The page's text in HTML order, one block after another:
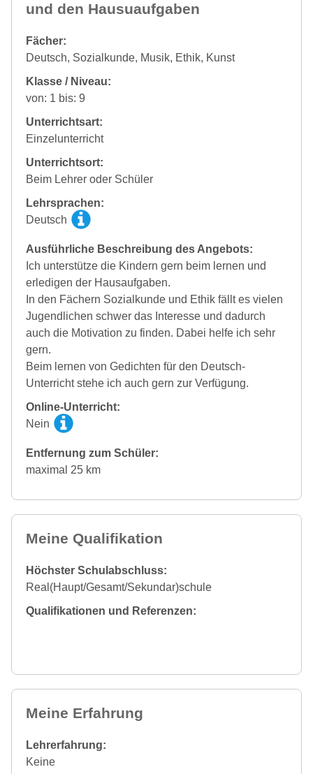
und den Hausuaufgaben
Fächer:
Deutsch, Sozialkunde, Musik, Ethik, Kunst
Klasse / Niveau:
von: 1 bis: 9
Unterrichtsart:
Einzelunterricht
Unterrichtsort:
Beim Lehrer oder Schüler
Lehrsprachen:
Deutsch
Ausführliche Beschreibung des Angebots:
Ich unterstütze die Kindern gern beim lernen und
erledigen der Hausaufgaben.
In den Fächern Sozialkunde und Ethik fällt es vielen
Jugendlichen schwer das Interesse und dadurch
auch die Motivation zu finden. Dabei helfe ich sehr
gern.
Beim lernen von Gedichten für den Deutsch-
Unterricht stehe ich auch gern zur Verfügung.
Online-Unterricht:
Nein
Entfernung zum Schüler:
maximal 25 km
Meine Qualifikation
Höchster Schulabschluss:
Real(Haupt/Gesamt/Sekundar)schule
Qualifikationen und Referenzen:
Meine Erfahrung
Lehrerfahrung:
Keine